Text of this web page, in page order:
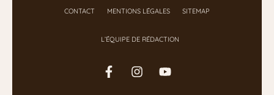
CONTACT MENTIONS LÉGALES SITEMAP
L’ÉQUIPE DE RÉDACTION